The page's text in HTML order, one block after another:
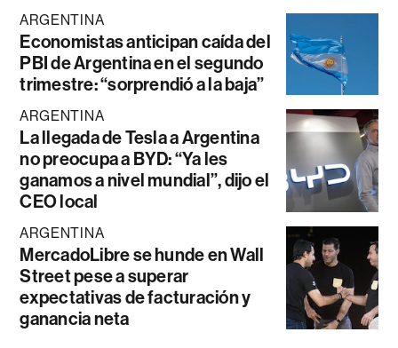
ARGENTINA
Economistas anticipan caída del
PBI de Argentina en el segundo
trimestre: “sorprendió a la baja”
ARGENTINA
La llegada de Tesla a Argentina
no preocupa a BYD: “Ya les
ganamos a nivel mundial”, dijo el
CEO local
ARGENTINA
MercadoLibre se hunde en Wall
Street pese a superar
expectativas de facturación y
ganancia neta